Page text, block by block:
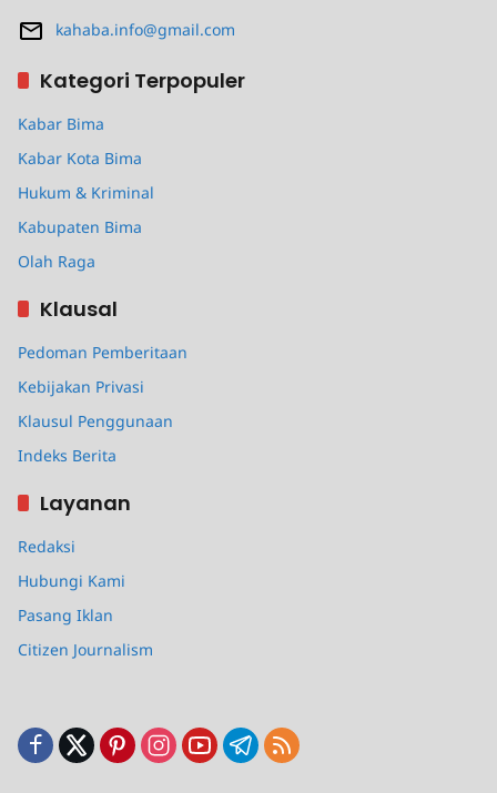
kahaba.info@gmail.com
Kategori Terpopuler
Kabar Bima
Kabar Kota Bima
Hukum & Kriminal
Kabupaten Bima
Olah Raga
Klausal
Pedoman Pemberitaan
Kebijakan Privasi
Klausul Penggunaan
Indeks Berita
Layanan
Redaksi
Hubungi Kami
Pasang Iklan
Citizen Journalism